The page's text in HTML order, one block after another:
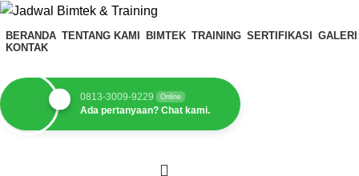
BERANDA TENTANG KAMI BIMTEK TRAINING SERTIFIKASI
GALERI
KONTAK
0813-3009-9229 Online
Ada pertanyaan? Chat kami.